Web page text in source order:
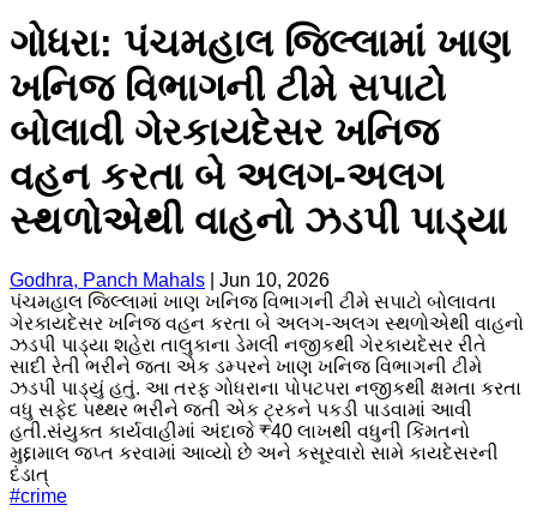
ગોધરા: પંચમહાલ જિલ્લામાં ખાણ
ખનિજ વિભાગની ટીમે સપાટો
બોલાવી ગેરકાયદેસર ખનિજ
વહન કરતા બે અલગ-અલગ
સ્થળોએથી વાહનો ઝડપી પાડ્યા
Godhra, Panch Mahals
Jun 10, 2026
પંચમહાલ જિલ્લામાં ખાણ ખનિજ વિભાગની ટીમે સપાટો બોલાવતા
ગેરકાયદેસર ખનિજ વહન કરતા બે અલગ-અલગ સ્થળોએથી વાહનો
ઝડપી પાડ્યા શહેરા તાલુકાના ડેમલી નજીકથી ગેરકાયદેસર રીતે
સાદી રેતી ભરીને જતા એક ડમ્પરને ખાણ ખનિજ વિભાગની ટીમે
ઝડપી પાડ્યું હતું. આ તરફ ગોધરાના પોપટપરા નજીકથી ક્ષમતા કરતા
વધુ સફેદ પથ્થર ભરીને જતી એક ટ્રકને પકડી પાડવામાં આવી
હતી.સંયુક્ત કાર્યવાહીમાં અંદાજે ₹40 લાખથી વધુની કિંમતનો
મુદ્દામાલ જપ્ત કરવામાં આવ્યો છે અને કસૂરવારો સામે કાયદેસરની
દંડાત્
#crime